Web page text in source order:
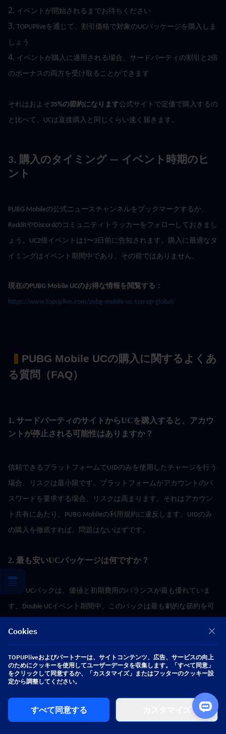
2. イベントが開始されるまでお待ちください
3. TOPUPliveを通じて、割引価格で対象のUCパッケージを購入しま
しょう
4. イベントが購入に適用される場合、サードパーティの割引と2倍
のボーナスの両方を受け取ることができます
それはおよそ35%の節約になります公式サイトで定価で購入するの
と比べて、UCは直接購入と同じくらい速く届きます。
3. 購入のタイミング — イベント時期のヒ
ント
PUBG Mobileの公式ニュースチャンネルをブックマークするか、
RedditやDiscordのコミュニティトラッカーをフォローしておきまし
ょう。UC2倍イベントは1〜3日前に告知されます。購入に最適なタ
イミングはイベント期間中であり、その前ではありません。
現在のPUBG Mobile UCのお得な情報を閲覧する：
https://www.topuplive.com/pubg-mobile-uc-top-up-global/
PUBG Mobile UCの購入に関するよくあ
る質問（FAQ）
1. サードパーティのサイトからUCを購入すると、アカウ
ントが停止される可能性はありますか？
信頼できるプラットフォームでUIDのみを使用したチャージを行う
場合、リスクは最小限です。プラットフォームがアカウントのパ
スワードを要求する場合、リスクは高まります。それはアカウン
ト共有にあたり、PUBG Mobileの利用規約に違反します。UIDのみ
の購入を徹底すれば、問題はないはずです。
2. 最も安いUCパッケージは何ですか？
1,800 UCパックは、価値と初期費用のバランスが最も優れていま
す。Double UCイベント期間中、このパックは最も劇的な節約を可
3. PUBG Mobileには初回購入特典がありますか？
はい。公式ストアでは、各価格帯の初回購入時に一度限りのボー
Cookies
TOPUPliveおよびパートナーは、サイトコンテンツ、広告、サービスの向上
のためにクッキーを使用してユーザーデータを収集します。「すべて同意」
をクリックして同意するか、「カスタマイズ」またはフッターのクッキー設
定から調整してください。
すべて同意する